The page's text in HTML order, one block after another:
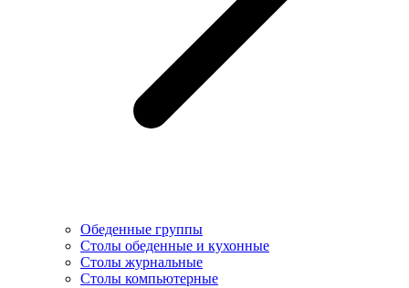
Обеденные группы
Столы обеденные и кухонные
Столы журнальные
Столы компьютерные